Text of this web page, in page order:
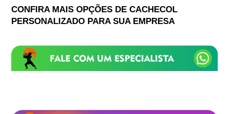
CONFIRA MAIS OPÇÕES DE CACHECOL
PERSONALIZADO PARA SUA EMPRESA